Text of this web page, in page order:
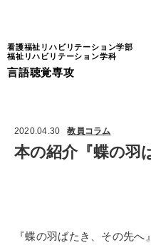
看護福祉リハビリテーション学部
福祉リハビリテーション学科
言語聴覚専攻
2020.04.30 教員コラム
本の紹介『蝶の羽
『蝶の羽ばたき、その先